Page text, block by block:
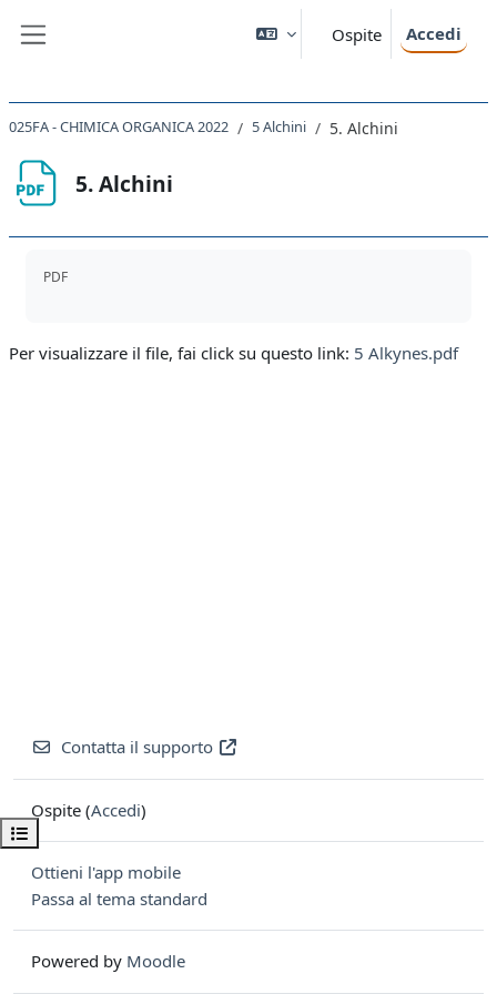
Ospite Accedi
Apri indice del corso
025FA - CHIMICA ORGANICA 2022 5 Alchini 5. Alchini
5. Alchini
PDF
Per visualizzare il file, fai click su questo link: 5 Alkynes.pdf
Contatta il supporto
Ospite (Accedi)
Ottieni l'app mobile
Passa al tema standard
Powered by Moodle